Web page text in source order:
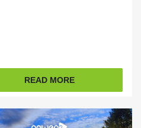
READ MORE